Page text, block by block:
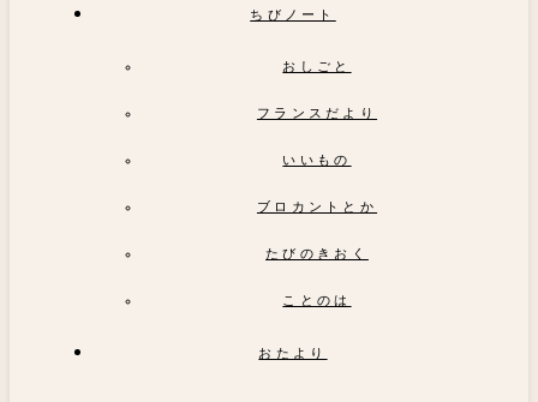
ちびノート
おしごと
フランスだより
いいもの
ブロカントとか
たびのきおく
ことのは
おたより